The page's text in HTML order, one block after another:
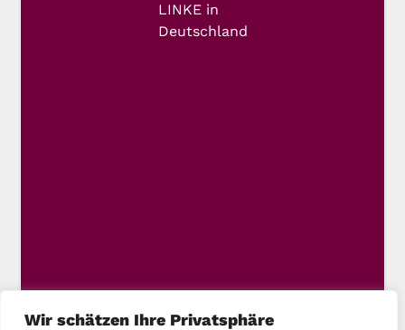
Wir schätzen Ihre Privatsphäre
LINKE in
Deutschland